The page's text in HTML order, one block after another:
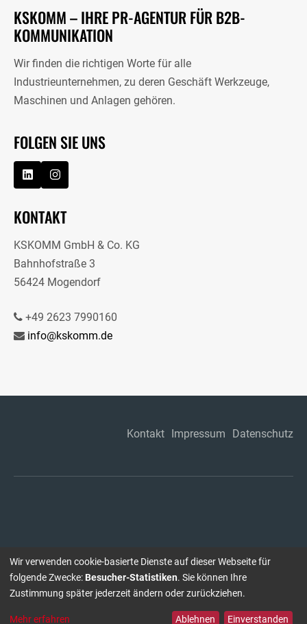
KSKOMM – IHRE PR-AGENTUR FÜR B2B-
KOMMUNIKATION
Wir finden die richtigen Worte für alle
Industrieunternehmen, zu deren Geschäft Werkzeuge,
Maschinen und Anlagen gehören.
FOLGEN SIE UNS
KONTAKT
KSKOMM GmbH & Co. KG
Bahnhofstraße 3
56424 Mogendorf
+49 2623 7990160
info@kskomm.de
Kontakt Impressum Datenschutz
Wir verwenden cookie-basierte Dienste auf dieser Webseite für
folgende Zwecke: Besucher-Statistiken. Sie können Ihre
Zustimmung später jederzeit ändern oder zurückziehen.
Mehr erfahren Ablehnen Einverstanden